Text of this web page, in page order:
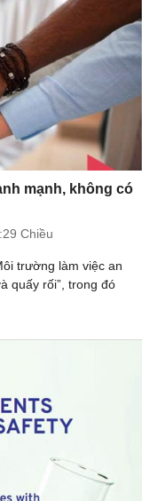
mạnh, không có
Chiều
trường làm việc an
quấy rối”, trong đó